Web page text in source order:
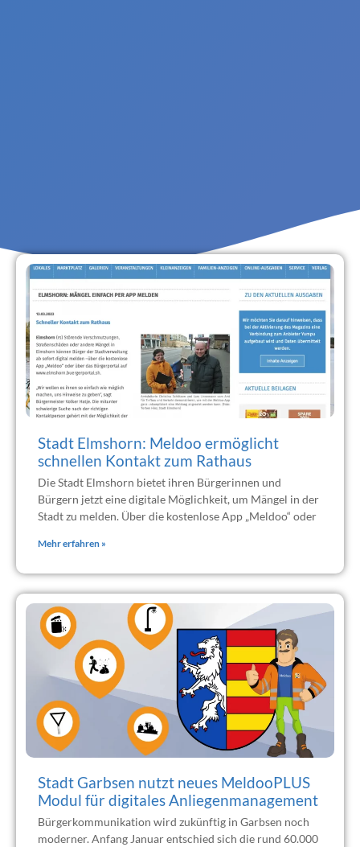
Stadt Elmshorn: Meldoo ermöglicht
schnellen Kontakt zum Rathaus
Die Stadt Elmshorn bietet ihren Bürgerinnen und
Bürgern jetzt eine digitale Möglichkeit, um Mängel in der
Stadt zu melden. Über die kostenlose App „Meldoo“ oder
Mehr erfahren »
Stadt Garbsen nutzt neues MeldooPLUS
Modul für digitales Anliegenmanagement
Bürgerkommunikation wird zukünftig in Garbsen noch
moderner. Anfang Januar entschied sich die rund 60.000